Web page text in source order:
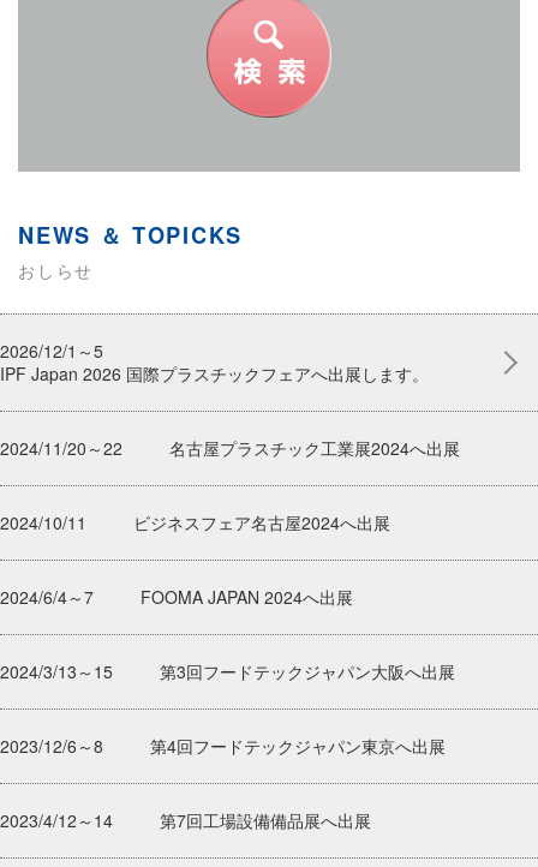
NEWS ＆ TOPICKS
おしらせ
2026/12/1～5
IPF Japan 2026 国際プラスチックフェアへ出展します。
2024/11/20～22 名古屋プラスチック工業展2024へ出展
2024/10/11 ビジネスフェア名古屋2024へ出展
2024/6/4～7 FOOMA JAPAN 2024へ出展
2024/3/13～15 第3回フードテックジャパン大阪へ出展
2023/12/6～8 第4回フードテックジャパン東京へ出展
2023/4/12～14 第7回工場設備備品展へ出展